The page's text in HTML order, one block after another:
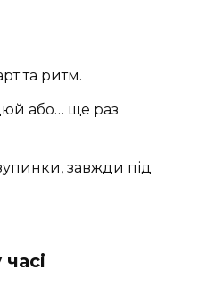
та ритм.
або… ще раз
завжди під